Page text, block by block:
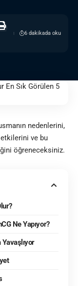
6 dakikada oku
nedenlerini,
ve bu
öğreneceksiniz.
Ne Yapıyor?